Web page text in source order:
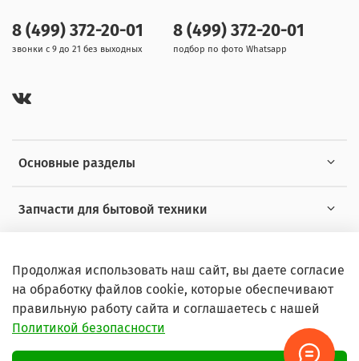
Основные разделы
Запчасти для бытовой техники
8 (499) 372-20-01
звонки с 9 до 21 без выходных
8 (499) 372-20-01
подбор по фото Whatsapp
© 2026 Любое использование контента без письменного
Продолжая использовать наш сайт, вы даете согласие
на обработку файлов cookie, которые обеспечивают
правильную работу сайта и соглашаетесь с нашей
Политикой безопасности